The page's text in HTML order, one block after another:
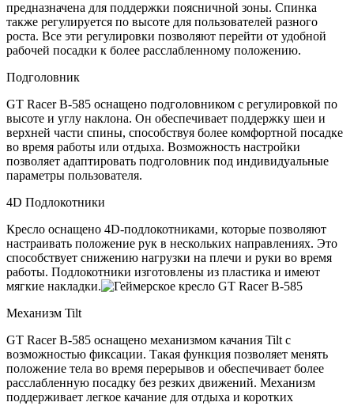
предназначена для поддержки поясничной зоны. Спинка
также регулируется по высоте для пользователей разного
роста. Все эти регулировки позволяют перейти от удобной
рабочей посадки к более расслабленному положению.
Подголовник
GT Racer B-585 оснащено подголовником с регулировкой по
высоте и углу наклона. Он обеспечивает поддержку шеи и
верхней части спины, способствуя более комфортной посадке
во время работы или отдыха. Возможность настройки
позволяет адаптировать подголовник под индивидуальные
параметры пользователя.
4D Подлокотники
Кресло оснащено 4D-подлокотниками, которые позволяют
настраивать положение рук в нескольких направлениях. Это
способствует снижению нагрузки на плечи и руки во время
работы. Подлокотники изготовлены из пластика и имеют
мягкие накладки.
Механизм Tilt
GT Racer B-585 оснащено механизмом качания Tilt с
возможностью фиксации. Такая функция позволяет менять
положение тела во время перерывов и обеспечивает более
расслабленную посадку без резких движений. Механизм
поддерживает легкое качание для отдыха и коротких